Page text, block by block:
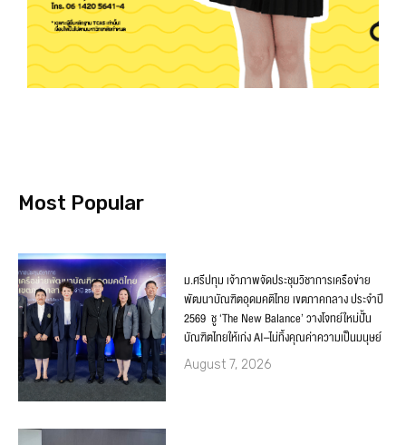
Most Popular
ม.ศรีปทุม เจ้าภาพจัดประชุมวิชาการเครือข่าย
พัฒนาบัณฑิตอุดมคติไทย เขตภาคกลาง ประจำปี
2569 ชู ‘The New Balance’ วางโจทย์ใหม่ปั้น
บัณฑิตไทยให้เก่ง AI–ไม่ทิ้งคุณค่าความเป็นมนุษย์
August 7, 2026